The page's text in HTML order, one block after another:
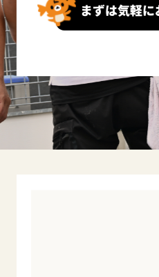
まずは気軽